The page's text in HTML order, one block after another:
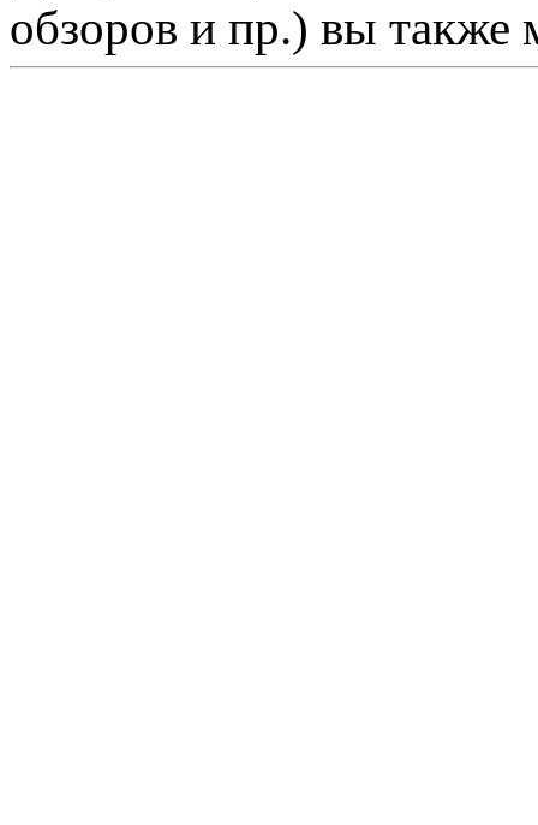
обзоров и пр.) вы также